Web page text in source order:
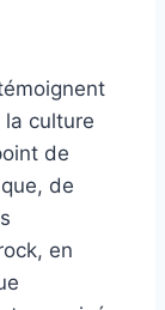
culture
de
de
en